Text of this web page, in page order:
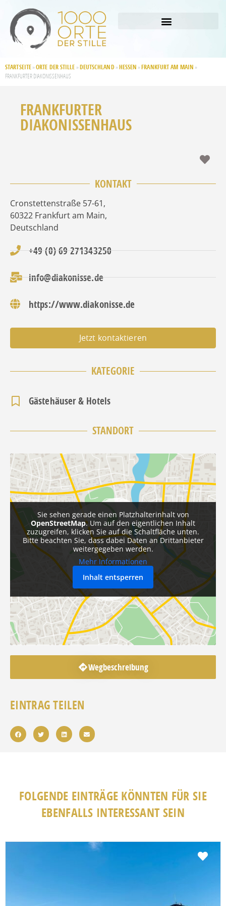
STARTSEITE » ORTE DER STILLE » DEUTSCHLAND» HESSEN »FRANKFURT AM MAIN »
FRANKFURTER DIAKONISSENHAUS
FRANKFURTER
DIAKONISSENHAUS
KONTAKT
Cronstettenstraße 57-61,
60322 Frankfurt am Main,
Deutschland
+49 (0) 69 271343250
info@diakonisse.de
https://www.diakonisse.de
Jetzt kontaktieren
KATEGORIE
Gästehäuser & Hotels
STANDORT
Sie sehen gerade einen Platzhalterinhalt von
OpenStreetMap. Um auf den eigentlichen Inhalt
zuzugreifen, klicken Sie auf die Schaltfläche unten.
Bitte beachten Sie, dass dabei Daten an Drittanbieter
weitergegeben werden.
Mehr Informationen
Inhalt entsperren
Wegbeschreibung
EINTRAG TEILEN
FOLGENDE EINTRÄGE KÖNNTEN FÜR SIE
EBENFALLS INTERESSANT SEIN